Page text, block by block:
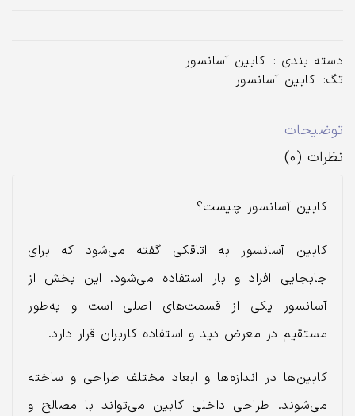
دسته بندی : کابین آسانسور
تگ: کابین آسانسور
توضیحات
نظرات (۰)
کابین آسانسور چیست؟
کابین آسانسور به اتاقکی گفته می‌شود که برای
جابجایی افراد و بار استفاده می‌شود. این بخش از
آسانسور یکی از قسمت‌های اصلی است و به‌طور
مستقیم در معرض دید و استفاده کاربران قرار دارد.
کابین‌ها در اندازه‌ها و ابعاد مختلف طراحی و ساخته
می‌شوند. طراحی داخلی کابین می‌تواند با مصالح و